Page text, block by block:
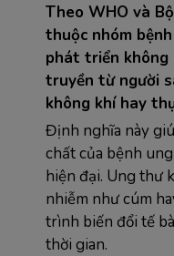
Theo WHO và
thuộc nhóm
phát triển không
truyền từ người
không khí hay
Định nghĩa này
chất của bệnh
hiện đại. Ung thư
nhiễm như cúm
trình biến đổi tế
thời gian.